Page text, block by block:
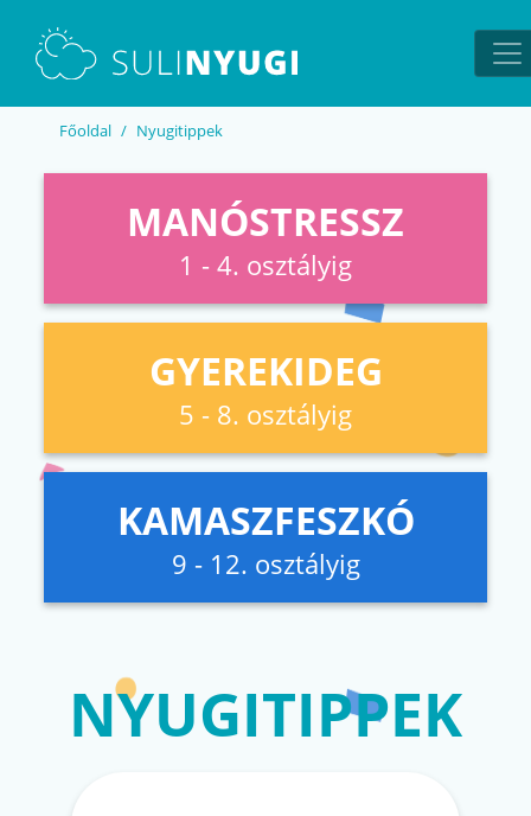
Főoldal Nyugitippek
MANÓSTRESSZ
1 - 4. osztályig
GYEREKIDEG
5 - 8. osztályig
KAMASZFESZKÓ
9 - 12. osztályig
NYUGITIPPEK